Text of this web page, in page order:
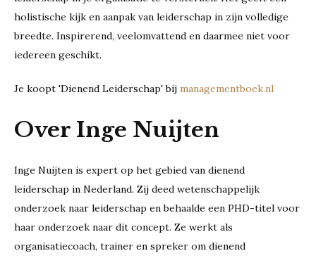
holistische kijk en aanpak van leiderschap in zijn volledige
breedte. Inspirerend, veelomvattend en daarmee niet voor
iedereen geschikt.
Je koopt 'Dienend Leiderschap' bij managementboek.nl
Over Inge Nuijten
Inge Nuijten is expert op het gebied van dienend
leiderschap in Nederland. Zij deed wetenschappelijk
onderzoek naar leiderschap en behaalde een PHD-titel voor
haar onderzoek naar dit concept. Ze werkt als
organisatiecoach, trainer en spreker om dienend